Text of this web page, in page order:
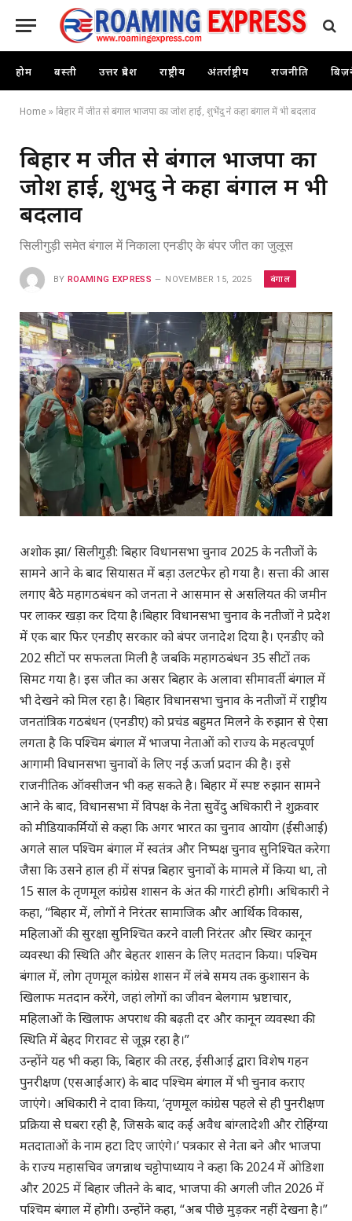
होम बस्ती उत्तर प्रदेश राष्ट्रीय अंतर्राष्ट्रीय राजनीति
Home »बिहार में जीत से बंगाल भाजपा का जोश हाई, शुभेंदु ने कहा बंगाल में भी बदलाव
बिहार में जीत से बंगाल भाजपा का
जोश हाई, शुभेंदु ने कहा बंगाल में भी
बदलाव
सिलीगुड़ी समेत बंगाल में निकाला एनडीए के बंपर जीत का जुलूस
BY ROAMING EXPRESS NOVEMBER 15, 2025 बंगाल
अशोक झा/ सिलीगुड़ी: बिहार विधानसभा चुनाव 2025 के नतीजों के
सामने आने के बाद सियासत में बड़ा उलटफेर हो गया है। सत्ता की आस
लगाए बैठे महागठबंधन को जनता ने आसमान से असलियत की जमीन
पर लाकर खड़ा कर दिया है।बिहार विधानसभा चुनाव के नतीजों ने प्रदेश
में एक बार फिर एनडीए सरकार को बंपर जनादेश दिया है। एनडीए को
202 सीटों पर सफलता मिली है जबकि महागठबंधन 35 सीटों तक
सिमट गया है। इस जीत का असर बिहार के अलावा सीमावर्ती बंगाल में
भी देखने को मिल रहा है। बिहार विधानसभा चुनाव के नतीजों में राष्ट्रीय
जनतांत्रिक गठबंधन (एनडीए) को प्रचंड बहुमत मिलने के रुझान से ऐसा
लगता है कि पश्चिम बंगाल में भाजपा नेताओं को राज्य के महत्वपूर्ण
आगामी विधानसभा चुनावों के लिए नई ऊर्जा प्रदान की है। इसे
राजनीतिक ऑक्सीजन भी कह सकते है। बिहार में स्पष्ट रुझान सामने
आने के बाद, विधानसभा में विपक्ष के नेता सुवेंदु अधिकारी ने शुक्रवार
को मीडियाकर्मियों से कहा कि अगर भारत का चुनाव आयोग (ईसीआई)
अगले साल पश्चिम बंगाल में स्वतंत्र और निष्पक्ष चुनाव सुनिश्चित करेगा
जैसा कि उसने हाल ही में संपन्न बिहार चुनावों के मामले में किया था, तो
15 साल के तृणमूल कांग्रेस शासन के अंत की गारंटी होगी। अधिकारी ने
कहा, “बिहार में, लोगों ने निरंतर सामाजिक और आर्थिक विकास,
महिलाओं की सुरक्षा सुनिश्चित करने वाली निरंतर और स्थिर कानून
व्यवस्था की स्थिति और बेहतर शासन के लिए मतदान किया। पश्चिम
बंगाल में, लोग तृणमूल कांग्रेस शासन में लंबे समय तक कुशासन के
खिलाफ मतदान करेंगे, जहां लोगों का जीवन बेलगाम भ्रष्टाचार,
महिलाओं के खिलाफ अपराध की बढ़ती दर और कानून व्यवस्था की
स्थिति में बेहद गिरावट से जूझ रहा है।”
उन्होंने यह भी कहा कि, बिहार की तरह, ईसीआई द्वारा विशेष गहन
पुनरीक्षण (एसआईआर) के बाद पश्चिम बंगाल में भी चुनाव कराए
जाएंगे। अधिकारी ने दावा किया, ‘तृणमूल कांग्रेस पहले से ही पुनरीक्षण
प्रक्रिया से घबरा रही है, जिसके बाद कई अवैध बांग्लादेशी और रोहिंग्या
मतदाताओं के नाम हटा दिए जाएंगे।’ पत्रकार से नेता बने और भाजपा
के राज्य महासचिव जगन्नाथ चट्टोपाध्याय ने कहा कि 2024 में ओडिशा
और 2025 में बिहार जीतने के बाद, भाजपा की अगली जीत 2026 में
पश्चिम बंगाल में होगी। उन्होंने कहा, “अब पीछे मुड़कर नहीं देखना है।”